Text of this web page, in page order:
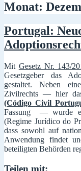
Monat:
Portugal:
Mit Gesetz Nr. 143/
Gesetzgeber das
gestaltet. Neben
Zivilrechts — hier
(Código Civil
Fassung — wurde
(Regime Jurídico do
dass sowohl auf
Anwendung findet
beteiligten Behörden
Teilen mit: